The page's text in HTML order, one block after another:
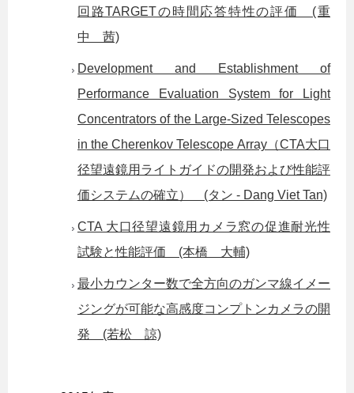
回路TARGETの時間応答特性の評価 (重
中 茜)
Development and Establishment of
Performance Evaluation System for Light
Concentrators of the Large-Sized Telescopes
in the Cherenkov Telescope Array（CTA大口
径望遠鏡用ライトガイドの開発および性能評
価システムの確立） (タン - Dang Viet Tan)
CTA 大口径望遠鏡用カメラ窓の促進耐光性
試験と性能評価 (本橋 大輔)
最小カウンター数で全方向のガンマ線イメー
ジングが可能な高感度コンプトンカメラの開
発 (若松 諒)